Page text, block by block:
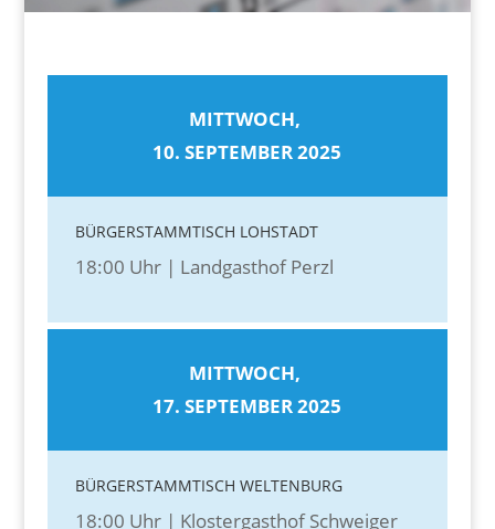
MITTWOCH,
10. SEPTEMBER 2025
BÜRGERSTAMMTISCH LOHSTADT
18:00 Uhr | Landgasthof Perzl
MITTWOCH,
17. SEPTEMBER 2025
BÜRGERSTAMMTISCH WELTENBURG
18:00 Uhr | Klostergasthof Schweiger